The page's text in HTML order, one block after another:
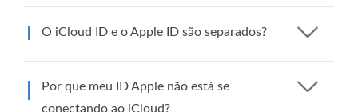
O iCloud ID e o Apple ID são separados?
Por que meu ID Apple não está se
conectando ao iCloud?